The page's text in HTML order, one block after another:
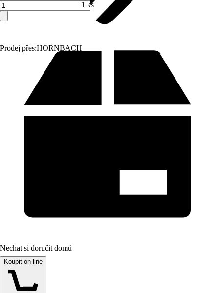
Prodej přes:HORNBACH
1 ks
Nechat si doručit domů
Koupit on-line